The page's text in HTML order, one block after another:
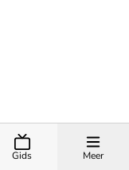
Gids Meer